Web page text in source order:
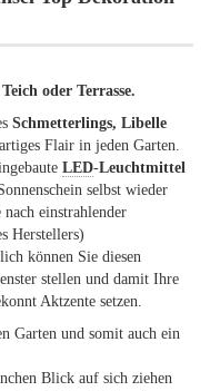
oder Terrasse.
Schmetterlings, Libelle
Flair in jeden Garten.
LED-Leuchtmittel
selbst wieder
einstrahlender
Herstellers)
können Sie diesen
stellen und damit Ihre
Aktzente setzen.
Garten und somit auch ein
Blick auf sich ziehen